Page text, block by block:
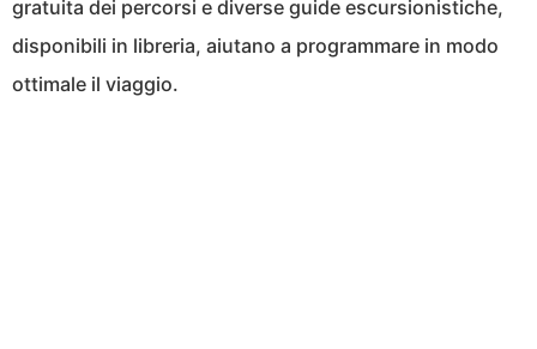
gratuita dei percorsi e diverse guide escursionistiche,
disponibili in libreria, aiutano a programmare in modo
ottimale il viaggio.